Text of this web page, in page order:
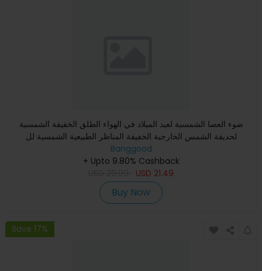
ضوء العصا الشمسية لعيد الميلاد في الهواء الطلق الخفيفة الشمسية
لحديقة الشمس الخارجية الخفيفة المناظر الطبيعية الشمسية لل
Banggood
+ Upto 9.80% Cashback
USD 21.49
Buy Now
Save 17%